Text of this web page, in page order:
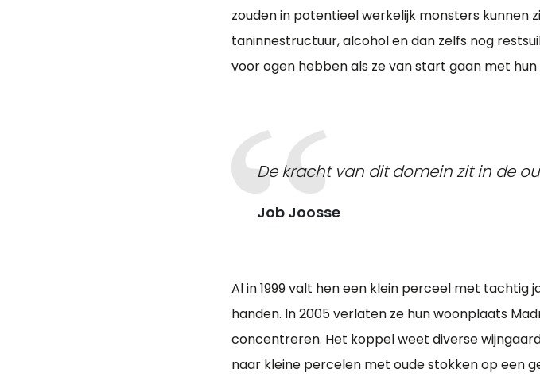
zouden in potentieel werkelijk monsters kunnen
taninnestructuur, alcohol en dan zelfs nog
voor ogen hebben als ze van start gaan met hun
De kracht van dit domein zit in de
Job Joosse
Al in 1999 valt hen een klein perceel met tachtig
handen. In 2005 verlaten ze hun woonplaats
concentreren. Het koppel weet diverse
naar kleine percelen met oude stokken op een